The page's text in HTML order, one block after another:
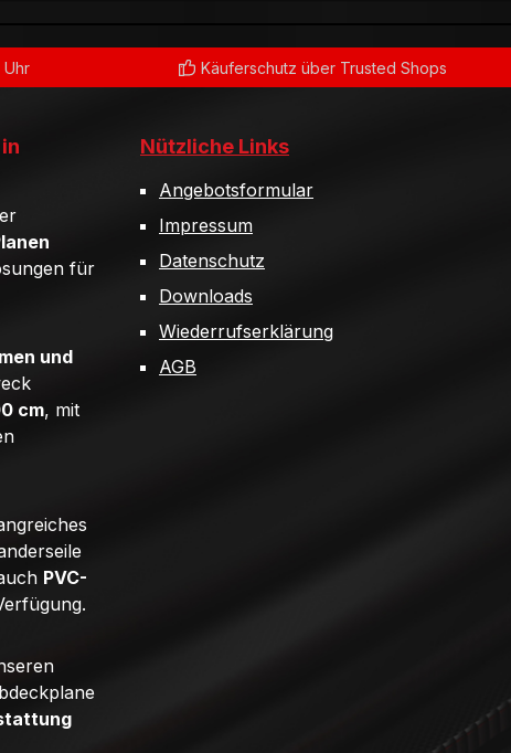
Käuferschutz über Trusted Shops
für
und
cm, mit
PVC-
Nützliche Links
Angebotsformular
Impressum
Datenschutz
Downloads
Wiederrufserklärung
AGB